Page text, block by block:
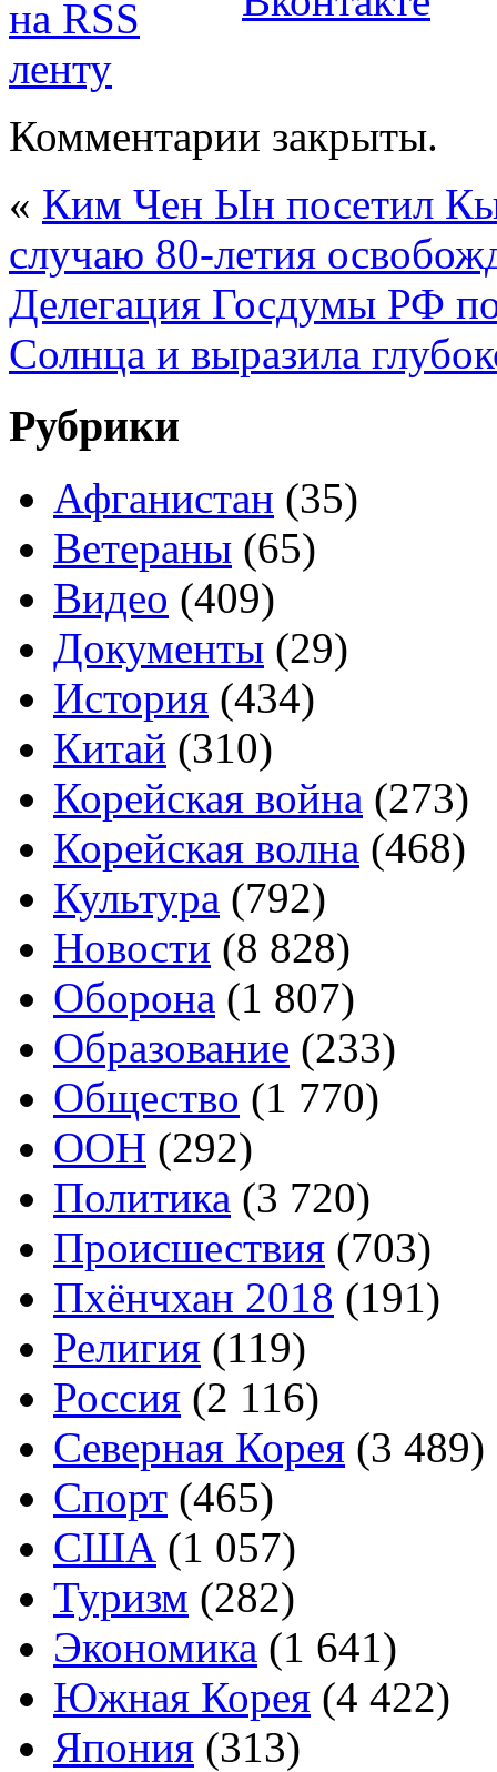
Комментарии закрыты.
« Ким Чен Ын посетил
случаю 80-летия
Делегация Госдумы РФ
Солнца и выразила
Рубрики
Афганистан (35)
Ветераны (65)
Видео (409)
Документы (29)
История (434)
Китай (310)
Корейская война (273)
Корейская волна (468)
Культура (792)
Новости (8 828)
Оборона (1 807)
Образование (233)
Общество (1 770)
ООН (292)
Политика (3 720)
Происшествия (703)
Пхёнчхан 2018 (191)
Религия (119)
Россия (2 116)
Северная Корея (3 489)
Спорт (465)
США (1 057)
Туризм (282)
Экономика (1 641)
Южная Корея (4 422)
Япония (313)